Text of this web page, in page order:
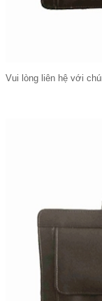
Vui lòng liên hệ với